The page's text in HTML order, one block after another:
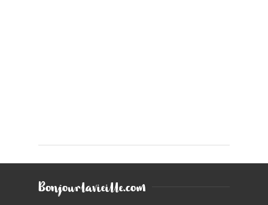
Bonjourlavieille.com